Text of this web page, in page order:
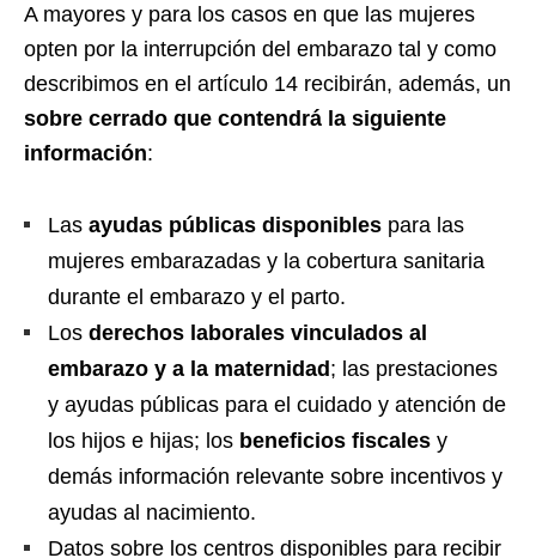
A mayores y para los casos en que las mujeres
opten por la interrupción del embarazo tal y como
describimos en el artículo 14 recibirán, además, un
sobre cerrado que contendrá la siguiente
información:
Las ayudas públicas disponibles para las
mujeres embarazadas y la cobertura sanitaria
durante el embarazo y el parto.
Los derechos laborales vinculados al
embarazo y a la maternidad; las prestaciones
y ayudas públicas para el cuidado y atención de
los hijos e hijas; los beneficios fiscales y
demás información relevante sobre incentivos y
ayudas al nacimiento.
Datos sobre los centros disponibles para recibir